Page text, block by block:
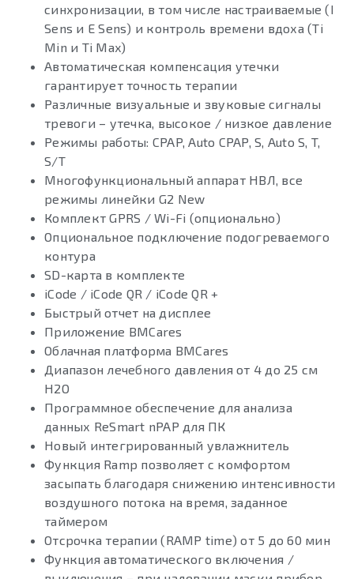
синхронизации, в том числе настраиваемые (I
Sens и E Sens) и контроль времени вдоха (Ti
Min и Ti Max)
Автоматическая компенсация утечки
гарантирует точность терапии
Различные визуальные и звуковые сигналы
тревоги – утечка, высокое / низкое давление
Режимы работы: CPAP, Auto CPAP, S, Auto S, T,
S/T
Многофункциональный аппарат НВЛ, все
режимы линейки G2 New
Комплект GPRS / Wi-Fi (опционально)
Опциональное подключение подогреваемого
контура
SD-карта в комплекте
iCode / iCode QR / iCode QR +
Быстрый отчет на дисплее
Приложение BMCares
Облачная платформа BMCares
Диапазон лечебного давления от 4 до 25 см
H2O
Программное обеспечение для анализа
данных ReSmart nPAP для ПК
Новый интегрированный увлажнитель
Функция Ramp позволяет с комфортом
засыпать благодаря снижению интенсивности
воздушного потока на время, заданное
таймером
Отсрочка терапии (RAMP time) от 5 до 60 мин
Функция автоматического включения /